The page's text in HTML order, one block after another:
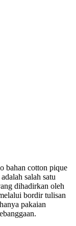
bahan cotton pique
salah satu
dihadirkan oleh
bordir tulisan
pakaian